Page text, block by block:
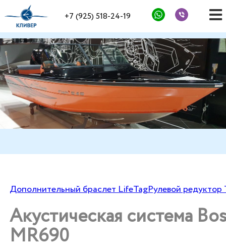
+7 (925) 518-24-19
Дополнительный браслет LifeTagРулевой редуктор
Акустическая система
MR690